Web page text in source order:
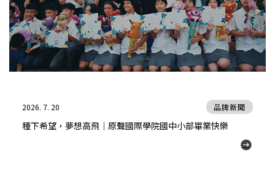
2026. 7. 20
種下希望，夢想高飛｜原聲國際學院國中小部畢業快樂
品牌新聞